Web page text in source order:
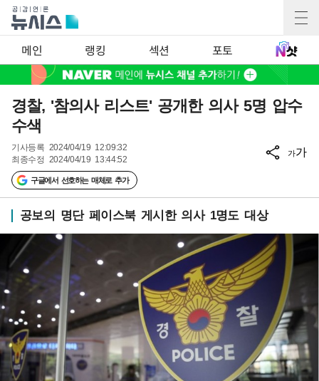
메인 랭킹 섹션 포토
경찰, '참의사 리스트' 공개한 의사 5명 압수
수색
기사등록 2024/04/19 12:09:32
최종수정 2024/04/19 13:44:52
구글에서 선호하는 매체로 추가
가가
공보의 명단 페이스북 게시한 의사 1명도 대상